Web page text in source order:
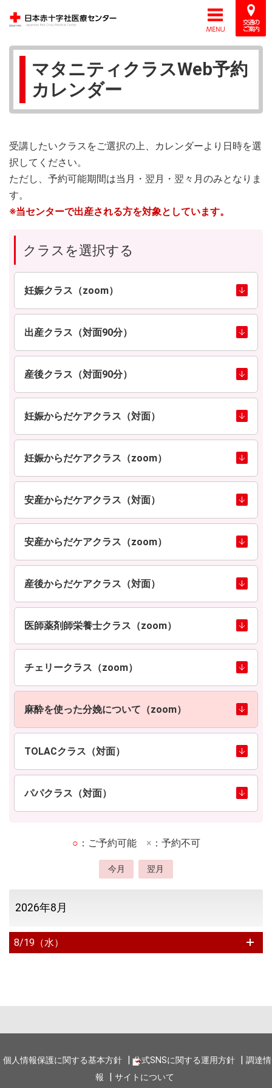
マタニティクラスWeb予約
カレンダー
受講したいクラスをご選択の上、カレンダーより日時を選
択してください。
ただし、予約可能期間は当月・翌月・翌々月のみとなりま
す。
※当センターで出産される方を対象としています。
クラスを選択する
妊娠クラス（zoom）
出産クラス（対面90分）
産後クラス（対面90分）
妊娠からだケアクラス（対面）
妊娠からだケアクラス（zoom）
安産からだケアクラス（対面）
安産からだケアクラス（zoom）
産後からだケアクラス（対面）
医師薬剤師栄養士クラス（zoom）
チェリークラス（zoom）
麻酔を使った分娩について（zoom）
TOLACクラス（対面）
パパクラス（対面）
○ ：ご予約可能 × ：予約不可
今月 翌月
2026年8月
8/19 （水）
個人情報保護に関する基本方針 公式SNSに関する運用方針
調達情
報
サイトについて